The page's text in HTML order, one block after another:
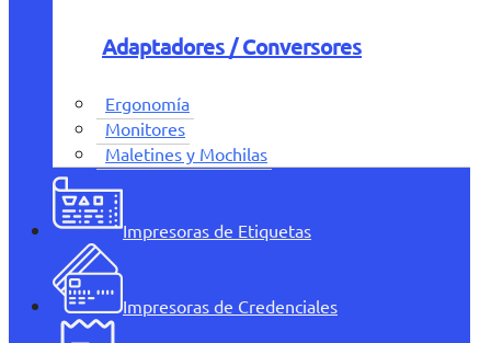
Adaptadores / Conversores
Ergonomía
Monitores
Maletines y Mochilas
Impresoras de Etiquetas
Impresoras de Credenciales